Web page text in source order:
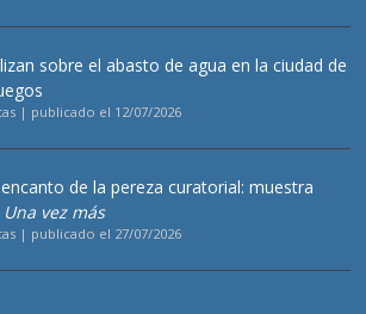
sobre el abasto de agua en la ciudad de
| publicado el 12/07/2026
de la pereza curatorial: muestra
Una vez más
| publicado el 27/07/2026